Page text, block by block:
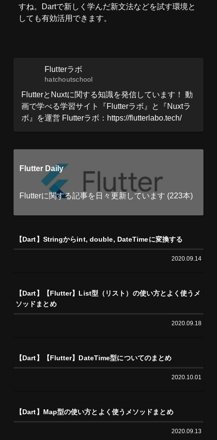
すね。Dartで新しく学んだ新文法などを試す環境と
しても有効活用できます。
Flutterラボ
hatchoutschool
FlutterとNuxtに関する知識を発信しています！ 動
画で学べる学習サイト『Flutterラボ』と『Nuxtラ
ボ』を運営 Flutterラボ：https://flutterlabo.tech/
Flutter Daily
Flutterに関する記事を日々更新しています (223本)
【Dart】Stringからint, double, DateTimeに変換する
2020.09.14
【Dart】【Flutter】List型（リスト）の使い方とよく使うメ
ソッドまとめ
2020.09.18
【Dart】【Flutter】DateTime型についてのまとめ
2020.10.01
【Dart】Map型の使い方とよく使うメソッドまとめ
2020.09.13